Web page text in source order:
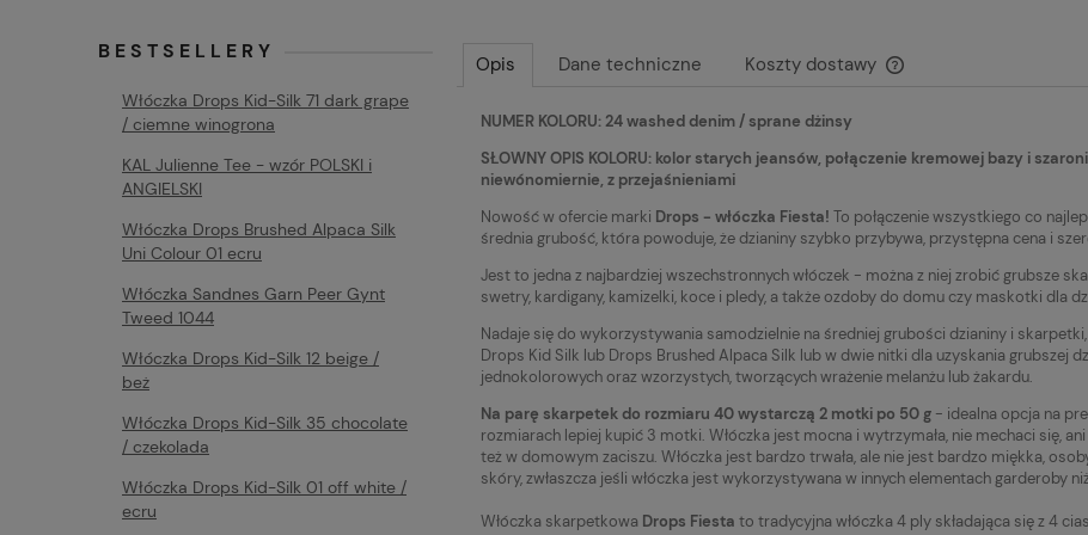
BESTSELLERY
Włóczka Drops Kid-Silk 71 dark grape
/ ciemne winogrona
KAL Julienne Tee - wzór POLSKI i
ANGIELSKI
Włóczka Drops Brushed Alpaca Silk
Uni Colour 01 ecru
Włóczka Sandnes Garn Peer Gynt
Tweed 1044
Włóczka Drops Kid-Silk 12 beige /
beż
Włóczka Drops Kid-Silk 35 chocolate
/ czekolada
Włóczka Drops Kid-Silk 01 off white /
ecru
Opis Dane techniczne Koszty dostawy
płatności
NUMER KOLORU: 24 washed denim / sprane dżinsy
SŁOWNY OPIS KOLORU: kolor starych jeansów, połączenie kremowej bazy i
niewónomiernie, z przejaśnieniami
Nowość w ofercie marki Drops - włóczka Fiesta! To połączenie wszystkiego co
średnia grubość, która powoduje, że dzianiny szybko przybywa, przystępna cena i
Jest to jedna z najbardziej wszechstronnych włóczek - można z niej zrobić grubsze
swetry, kardigany, kamizelki, koce i pledy, a także ozdoby do domu czy maskotki dla
Nadaje się do wykorzystywania samodzielnie na średniej grubości dzianiny i
Drops Kid Silk lub Drops Brushed Alpaca Silk lub w dwie nitki dla uzyskania grubszej
jednokolorowych oraz wzorzystych, tworzących wrażenie melanżu lub żakardu.
Na parę skarpetek do rozmiaru 40 wystarczą 2 motki po 50 g - idealna opcja na
rozmiarach lepiej kupić 3 motki. Włóczka jest mocna i wytrzymała, nie mechaci się,
też w domowym zaciszu. Włóczka jest bardzo trwała, ale nie jest bardzo miękka,
skóry, zwłaszcza jeśli włóczka jest wykorzystywana w innych elementach garderoby
Włóczka skarpetkowa Drops Fiesta to tradycyjna włóczka 4 ply składająca się z 4